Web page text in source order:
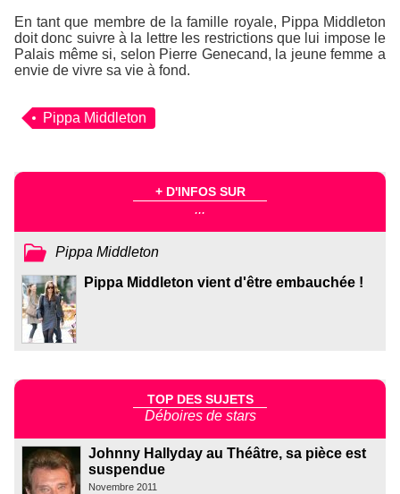
En tant que membre de la famille royale, Pippa Middleton
doit donc suivre à la lettre les restrictions que lui impose le
Palais même si, selon Pierre Genecand, la jeune femme a
envie de vivre sa vie à fond.
Pippa Middleton
+ D'INFOS SUR
...
Pippa Middleton
Pippa Middleton vient d'être embauchée !
TOP DES SUJETS
Déboires de stars
Johnny Hallyday au Théâtre, sa pièce est
suspendue
Novembre 2011